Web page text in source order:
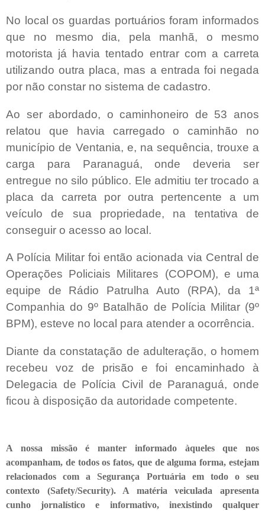
No local os guardas portuários foram informados
que no mesmo dia, pela manhã, o mesmo
motorista já havia tentado entrar com a carreta
utilizando outra placa, mas a entrada foi negada
por não constar no sistema de cadastro.
Ao ser abordado, o caminhoneiro de 53 anos
relatou que havia carregado o caminhão no
município de Ventania, e, na sequência, trouxe a
carga para Paranaguá, onde deveria ser
entregue no silo público. Ele admitiu ter trocado a
placa da carreta por outra pertencente a um
veículo de sua propriedade, na tentativa de
conseguir o acesso ao local.
A Polícia Militar foi então acionada via Central de
Operações Policiais Militares (COPOM), e uma
equipe de Rádio Patrulha Auto (RPA), da 1ª
Companhia do 9º Batalhão de Polícia Militar (9º
BPM), esteve no local para atender a ocorrência.
Diante da constatação de adulteração, o homem
recebeu voz de prisão e foi encaminhado à
Delegacia de Polícia Civil de Paranaguá, onde
ficou à disposição da autoridade competente.
A nossa missão é manter informado àqueles que nos
acompanham, de todos os fatos, que de alguma forma, estejam
relacionados com a Segurança Portuária em todo o seu
contexto (Safety/Security). A matéria veiculada apresenta
cunho jornalístico e informativo, inexistindo qualquer